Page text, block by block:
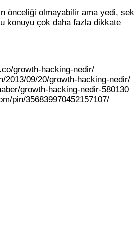
önceliği olmayabilir ama yedi,
konuyu çok daha fazla dikkate
growth-hacking-nedir/
2013/09/20/growth-hacking-nedir/
growth-hacking-nedir-580130
pin/356839970452157107/